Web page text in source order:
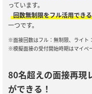
っています。
回数無制限をフル活用でき
一つです。
※面接回数はフル：無制限、ライト
※模擬面接の受付開始時期はマイぺ
80名超えの面接再現
ができる！